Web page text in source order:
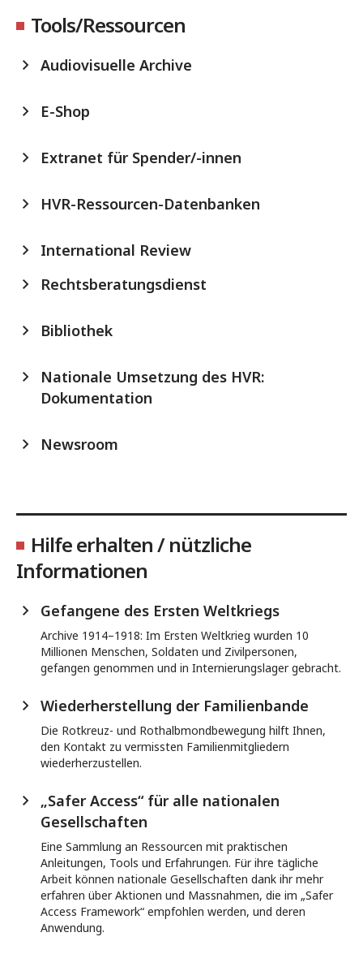
Tools/Ressourcen
Audiovisuelle Archive
E-Shop
Extranet für Spender/-innen
HVR-Ressourcen-Datenbanken
International Review
Rechtsberatungsdienst
Bibliothek
Nationale Umsetzung des HVR:
Dokumentation
Newsroom
Hilfe erhalten / nützliche
Informationen
Gefangene des Ersten Weltkriegs
Archive 1914–1918: Im Ersten Weltkrieg wurden 10
Millionen Menschen, Soldaten und Zivilpersonen,
gefangen genommen und in Internierungslager gebracht.
Wiederherstellung der Familienbande
Die Rotkreuz- und Rothalbmondbewegung hilft Ihnen,
den Kontakt zu vermissten Familienmitgliedern
wiederherzustellen.
„Safer Access“ für alle nationalen
Gesellschaften
Eine Sammlung an Ressourcen mit praktischen
Anleitungen, Tools und Erfahrungen. Für ihre tägliche
Arbeit können nationale Gesellschaften dank ihr mehr
erfahren über Aktionen und Massnahmen, die im „Safer
Access Framework“ empfohlen werden, und deren
Anwendung.